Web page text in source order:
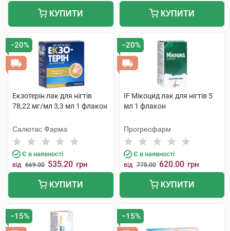
КУПИТИ КУПИТИ
−20%
Екзотерін лак для нігтів
78,22 мг/мл 3,3 мл 1 флакон
Салютас Фарма
Є в наявності
від 669.00 535.20 грн
КУПИТИ
−20%
IF Мікоцид лак для нігтів 5
мл 1 флакон
Прогресфарм
Є в наявності
від 775.00 620.00 грн
КУПИТИ
−15% −15%